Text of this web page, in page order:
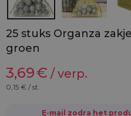
25 stuks Organza
groen
3,69€ / verp.
0,15 € / st.
E-mail zodra het